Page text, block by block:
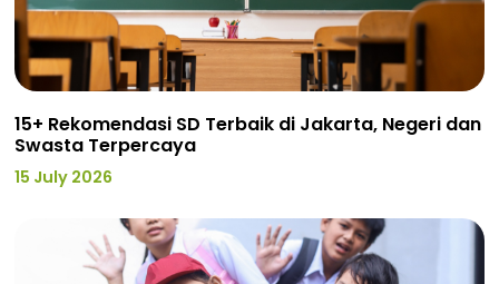
15+ Rekomendasi SD Terbaik di Jakarta, Negeri dan
Swasta Terpercaya
15 July 2026